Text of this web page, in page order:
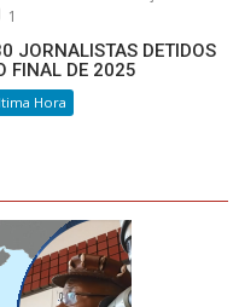
1
JORNALISTAS DETIDOS
FINAL DE 2025
Hora